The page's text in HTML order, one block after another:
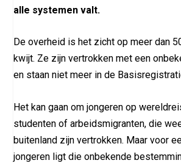
alle systemen valt.
De overheid is het zicht op meer dan
kwijt. Ze zijn vertrokken met een
en staan niet meer in de
Het kan gaan om jongeren op
studenten of arbeidsmigranten, die
buitenland zijn vertrokken. Maar voor
jongeren ligt die onbekende